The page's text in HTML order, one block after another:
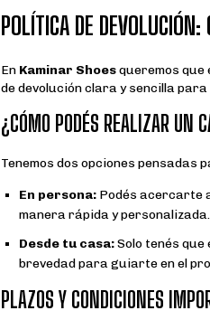
POLÍTICA DE
En Kaminar Shoesqueremos que
de devolución clara y sencilla
¿CÓMO PODÉS REALIZAR UN
Tenemos dos opciones pensadas
En persona: Podés acercarte
manera rápida y personalizada.
Desde tu casa:Solo tenés
brevedad para guiarte en el
PLAZOS Y CONDICIONES